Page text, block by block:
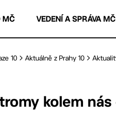
MČ VEDENÍ A SPRÁVA MČ
10 Aktuálně z Prahy 10
kolem